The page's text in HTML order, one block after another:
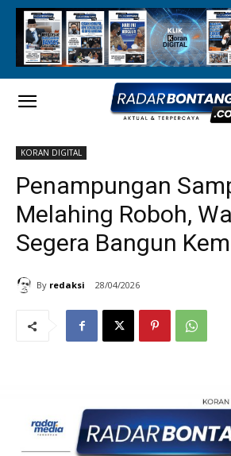
KORAN DIGITAL
Penampungan
Melahing Roboh,
Segera Bangun
By redaksi 28/04/2026